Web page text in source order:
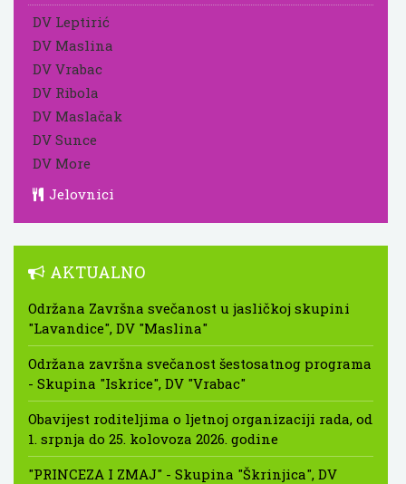
DV Leptirić
DV Maslina
DV Vrabac
DV Ribola
DV Maslačak
DV Sunce
DV More
Jelovnici
AKTUALNO
Održana Završna svečanost u jasličkoj skupini
"Lavandice", DV "Maslina"
Održana završna svečanost šestosatnog programa
- Skupina "Iskrice", DV "Vrabac"
Obavijest roditeljima o ljetnoj organizaciji rada, od
1. srpnja do 25. kolovoza 2026. godine
"PRINCEZA I ZMAJ" - Skupina "Škrinjica", DV